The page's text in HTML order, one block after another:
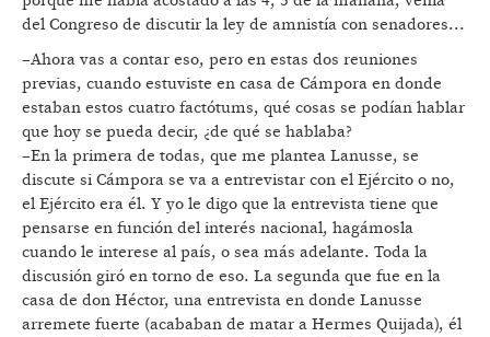
del Congreso de discutir la ley de amnistía con senadores...
–Ahora vas a contar eso, pero en estas dos reuniones
previas, cuando estuviste en casa de Cámpora en donde
estaban estos cuatro factótums, qué cosas se podían hablar
que hoy se pueda decir, ¿de qué se hablaba?
–En la primera de todas, que me plantea Lanusse, se
discute si Cámpora se va a entrevistar con el Ejército o no,
el Ejército era él. Y yo le digo que la entrevista tiene que
pensarse en función del interés nacional, hagámosla
cuando le interese al país, o sea más adelante. Toda la
discusión giró en torno de eso. La segunda que fue en la
casa de don Héctor, una entrevista en donde Lanusse
arremete fuerte (acababan de matar a Hermes Quijada), él